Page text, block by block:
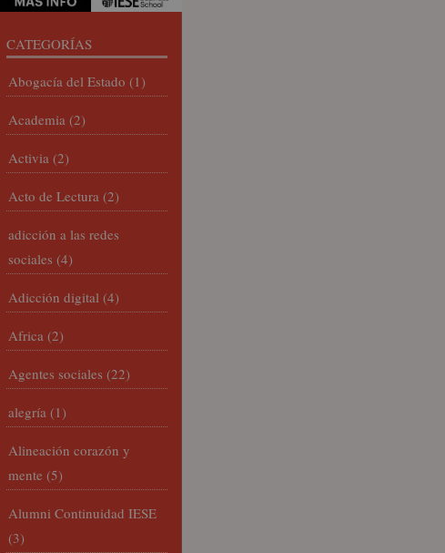
CATEGORÍAS
Abogacía del Estado (1)
Academia (2)
Activia (2)
Acto de Lectura (2)
adicción a las redes
sociales (4)
Adicción digital (4)
Africa (2)
Agentes sociales (22)
alegría (1)
Alineación corazón y
mente (5)
Alumni Continuidad IESE
(3)